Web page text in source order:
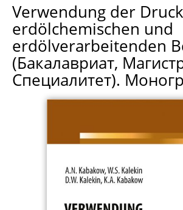
Verwendung der
erdölchemischen und
erdölverarbeitenden
(Бакалавриат,
Специалитет).